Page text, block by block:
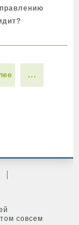
...
совсем